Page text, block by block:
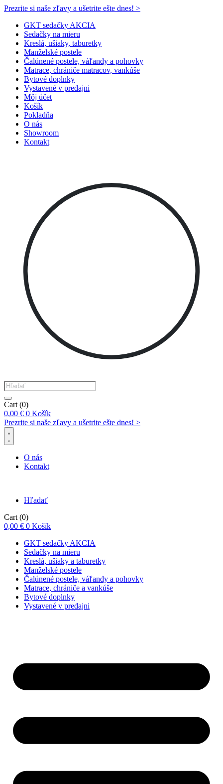
Prezrite si naše zľavy a ušetrite ešte dnes! >​
GKT sedačky AKCIA
Sedačky na mieru
Kreslá, ušiaky, taburetky
Manželské postele
Čalúnené postele, váľandy a pohovky
Matrace, chrániče matracov, vankúše
Bytové doplnky
Vystavené v predajni
Môj účet
Košík
Pokladňa
O nás
Showroom
Kontakt
Products
search
Cart (0)
0,00 € 0 Košík
Prezrite si naše zľavy a ušetrite ešte dnes! >​
O nás
Kontakt
Hľadať
Cart (0)
0,00 € 0 Košík
GKT sedačky AKCIA
Sedačky na mieru
Kreslá, ušiaky a taburetky
Manželské postele
Čalúnené postele, váľandy a pohovky
Matrace, chrániče a vankúše
Bytové doplnky
Vystavené v predajni